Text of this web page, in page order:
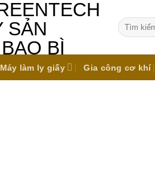
Tìm
kiếm:
Máy làm ly giấy Gia công cơ khí